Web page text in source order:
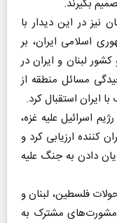
بگیرند.
نیز در این دیدار با
اسلامی ایران، بر
لبنان و ایران در
مسائل منطقه از
ایران استقبال کرد.
اسرائیل علیه غزه،
کننده ارزیابی کرد و
دادن به جنگ علیه
فلسطین، لبنان و
مشورت‌های مشترک به